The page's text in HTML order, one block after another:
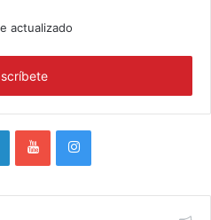
actualizado